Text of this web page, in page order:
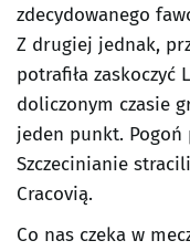
zdecydowanego
Z drugiej jednak,
potrafiła zaskoczyć
doliczonym czasie
jeden punkt. Pogoń
Szczecinianie
Cracovią.
Co nas czeka w